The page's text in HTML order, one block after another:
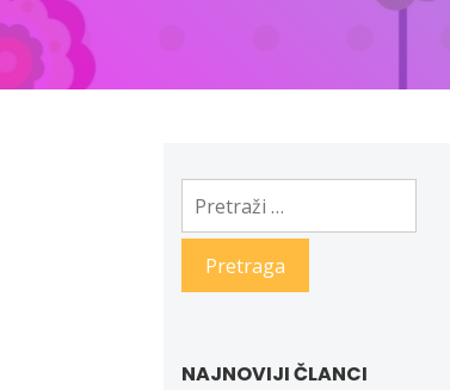
Pretraga:
NAJNOVIJI ČLANCI